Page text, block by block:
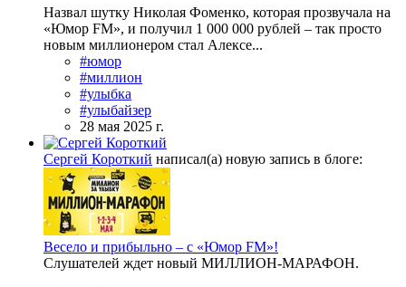
Назвал шутку Николая Фоменко, которая прозвучала на
«Юмор FM», и получил 1 000 000 рублей – так просто
новым миллионером стал Алексе...
#юмор
#миллион
#улыбка
#улыбайзер
28 мая 2025 г.
Сергей Короткий написал(а) новую запись в блоге:
Весело и прибыльно – с «Юмор FM»!
Слушателей ждет новый МИЛЛИОН-МАРАФОН.